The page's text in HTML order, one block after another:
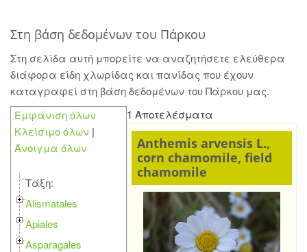
Στη βάση δεδομένων του Πάρκου
Στη σελίδα αυτή μπορείτε να αναζητήσετε ελεύθερα
διάφορα είδη χλωρίδας και πανίδας που έχουν
καταγραφεί στη βάση δεδομένων του Πάρκου μας.
Εμφάνιση όλων
Κλείσιμο όλων |
Άνοιγμα όλων
Τάξη:
Alismatales
Apiales
Asparagales
1 Αποτελέσματα
Anthemis arvensis L.,
corn chamomile, field
chamomile